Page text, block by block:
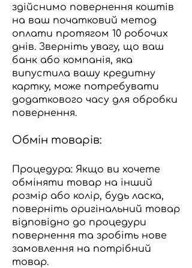
здійснимо повернення коштів
на ваш початковий метод
оплати протягом 10 робочих
днів. Зверніть увагу, що ваш
банк або компанія, яка
випустила вашу кредитну
картку, може потребувати
додаткового часу для обробки
повернення.
Обмін товарів:
Процедура: Якщо ви хочете
обміняти товар на інший
розмір або колір, будь ласка,
поверніть оригінальний товар
відповідно до процедури
повернення та зробіть нове
замовлення на потрібний
товар.